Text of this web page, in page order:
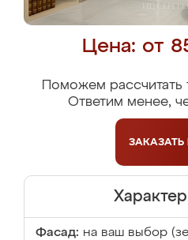
Цена: от
Поможем рассчитать
Ответим менее,
ЗАКАЗАТЬ
Фасад: на ваш выбор